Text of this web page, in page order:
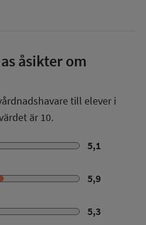
åsikter om
till elever i
är 10.
5,1
5,9
5,3